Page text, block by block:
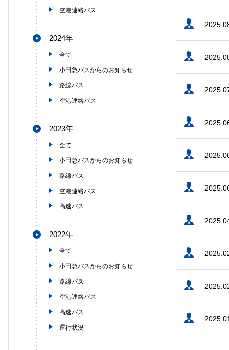
空港連絡バス
2024年
全て
小田急バスからのお知らせ
路線バス
空港連絡バス
2023年
全て
小田急バスからのお知らせ
路線バス
空港連絡バス
高速バス
2022年
全て
小田急バスからのお知らせ
路線バス
空港連絡バス
高速バス
運行状況